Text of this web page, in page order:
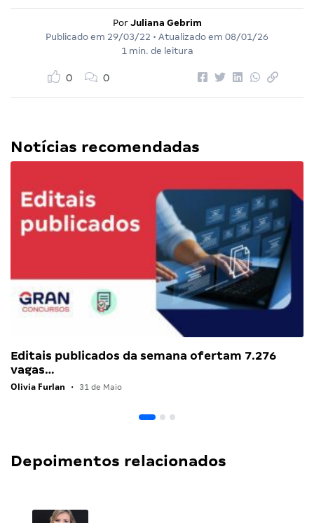
Por Juliana Gebrim
Publicado em 29/03/22 • Atualizado em 08/01/26
1 min. de leitura
0 0
Notícias recomendadas
Editais publicados da semana ofertam 7.276
vagas…
Olivia Furlan • 31 de Maio
Depoimentos relacionados